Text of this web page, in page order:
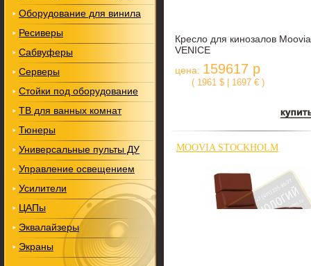
Кресло для кинозалов Moovia
VENICE
цена: 159617 р
( 1961 $ | 1697 € )
MOOVIA STOCKHOLM
Оборудование для винила
Ресиверы
Сабвуферы
Серверы
Стойки под оборудование
ТВ для ванных комнат
Тюнеры
Универсальные пульты ДУ
Управление освещением
Усилители
ЦАПы
Эквалайзеры
Экраны